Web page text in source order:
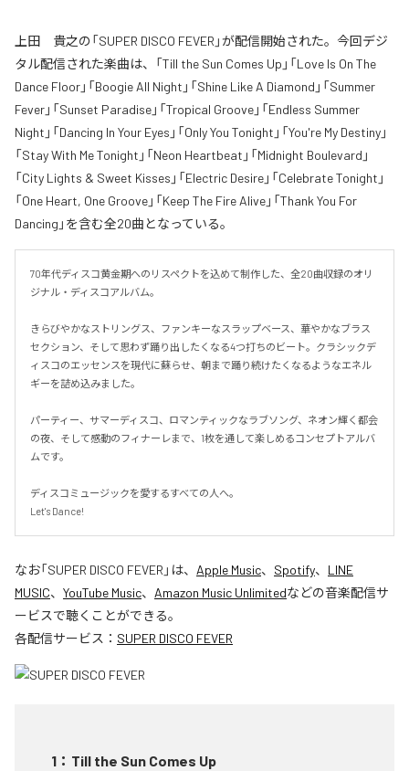
上田 貴之の「SUPER DISCO FEVER」が配信開始された。今回デジ
タル配信された楽曲は、「Till the Sun Comes Up」「Love Is On The
Dance Floor」「Boogie All Night」「Shine Like A Diamond」「Summer
Fever」「Sunset Paradise」「Tropical Groove」「Endless Summer
Night」「Dancing In Your Eyes」「Only You Tonight」「You're My Destiny」
「Stay With Me Tonight」「Neon Heartbeat」「Midnight Boulevard」
「City Lights & Sweet Kisses」「Electric Desire」「Celebrate Tonight」
「One Heart, One Groove」「Keep The Fire Alive」「Thank You For
Dancing」を含む全20曲となっている。
70年代ディスコ黄金期へのリスペクトを込めて制作した、全20曲収録のオリ
ジナル・ディスコアルバム。
きらびやかなストリングス、ファンキーなスラップベース、華やかなブラス
セクション、そして思わず踊り出したくなる4つ打ちのビート。クラシックデ
ィスコのエッセンスを現代に蘇らせ、朝まで踊り続けたくなるようなエネル
ギーを詰め込みました。
パーティー、サマーディスコ、ロマンティックなラブソング、ネオン輝く都会
の夜、そして感動のフィナーレまで、1枚を通して楽しめるコンセプトアルバ
ムです。
ディスコミュージックを愛するすべての人へ。
Let's Dance!
なお「SUPER DISCO FEVER 」は、 Apple Music、 Spotify、 LINE
MUSIC、 YouTube Music、 Amazon Music Unlimitedなどの音楽配信サ
ービスで聴くことができる。
各配信サービス： SUPER DISCO FEVER
1 ： Till the Sun Comes Up